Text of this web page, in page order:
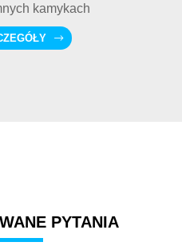
kamykach
PYTANIA